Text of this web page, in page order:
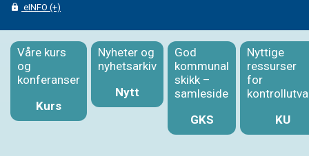
eINFO (+)
Våre kurs
og
konferanser
Kurs
Nyheter og
nyhetsarkiv
Nytt
God
kommunal
skikk –
samleside
GKS
Nyttige
ressurser
for
KU